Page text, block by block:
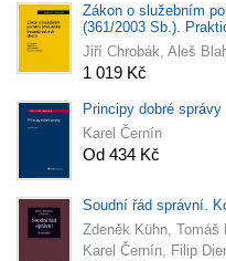
Zákon o služebním
(361/2003 Sb.).
Jiří Chrobák, Aleš
1 019 Kč
Principy dobré správy
Karel Černín
Od 434 Kč
Soudní řád správní.
Zdeněk Kühn,
Karel Černín, Filip